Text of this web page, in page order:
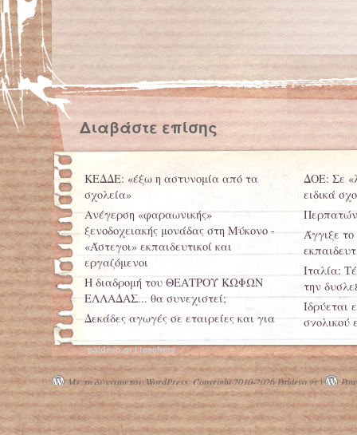
Διαβάστε επίσης
ΚΕΔΔΕ: «έξω η αστυνομία από τα
σχολεία»
Ανέγερση «φαραωνικής»
ξενοδοχειακής μονάδας στη Μύκονο -
«Άστεγοι» εκπαιδευτικοί και
εργαζόμενοι
Η διαδρομή του ΘΕΑΤΡΟΥ ΚΩΦΩΝ
ΕΛΛΑΔΑΣ... θα συνεχιστεί;
Δεκάδες αγωγές σε εταιρείες και για
Ένωση Σχολικών Ψυχολόγων Ελλάδας:
Η παιδεία αξίζει! Όσο και αν κοστίζει!
ΔΟΕ: Σε
ειδικά
Άγγιξε
Ιταλία:
την
Ιδρύεται
σχολικού
paidevo.gr | teachers
Με τη δύναμη του WordPress. Copyright 2010-2026 Paidevo.gr |